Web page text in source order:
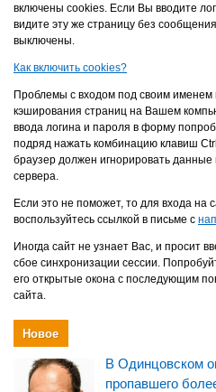
включены cookies. Если Вы вводите
видите эту же страницу без
выключены.
Как включить cookies?
Проблемы с входом под своим именем
кэширования страниц на Вашем
ввода логина и пароля в форму
подряд нажать комбинацию клавиш
браузер должен игнорировать данные
сервера.
Если это не поможет, то для входа на
воспользуйтесь ссылкой в письме с
Иногда сайт не узнает Вас, и просит
сбое синхронизации сессии.
его открытые окона с последующим
сайта.
Новое
В Одинцовском
пропавшего